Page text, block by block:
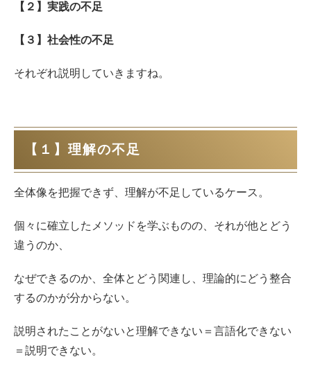
【２】実践の不足
【３】社会性の不足
それぞれ説明していきますね。
【１】理解の不足
全体像を把握できず、理解が不足しているケース。
個々に確立したメソッドを学ぶものの、それが他とどう
違うのか、
なぜできるのか、全体とどう関連し、理論的にどう整合
するのかが分からない。
説明されたことがないと理解できない＝言語化できない
＝説明できない。